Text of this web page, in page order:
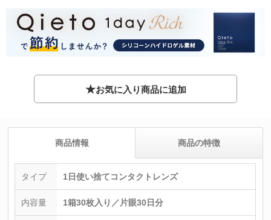
★お気に入り商品に追加
商品情報
タイプ 1日使い捨てコンタクトレンズ
内容量 1箱30枚入り／片眼30日分
商品の特徴